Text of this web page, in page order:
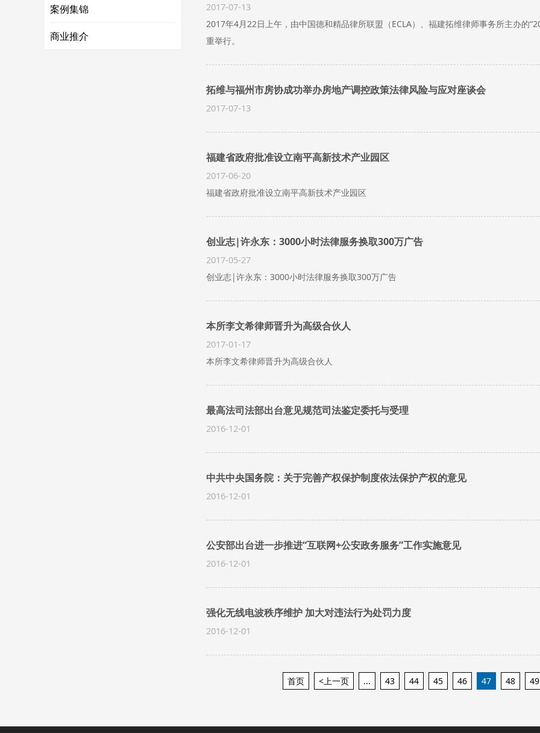
案例集锦
商业推介
2017-07-13
2017年4月22日上午，由中国德和精品律所联盟（ECLA）、福建拓维律师事务所主办的
重举行。
拓维与福州市房协成功举办房地产调控政策法律风险与应对座谈会
2017-07-13
福建省政府批准设立南平高新技术产业园区
2017-06-20
福建省政府批准设立南平高新技术产业园区
创业志|许永东：3000小时法律服务换取300万广告
2017-05-27
创业志|许永东：3000小时法律服务换取300万广告
本所李文希律师晋升为高级合伙人
2017-01-17
本所李文希律师晋升为高级合伙人
最高法司法部出台意见规范司法鉴定委托与受理
2016-12-01
中共中央国务院：关于完善产权保护制度依法保护产权的意见
2016-12-01
公安部出台进一步推进“互联网+公安政务服务”工作实施意见
2016-12-01
强化无线电波秩序维护 加大对违法行为处罚力度
2016-12-01
首页 <上一页 ... 43 44 45 46 47 48 49